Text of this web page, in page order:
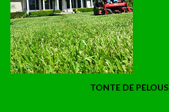
TONTE DE